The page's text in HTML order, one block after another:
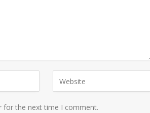
for the next time I comment.